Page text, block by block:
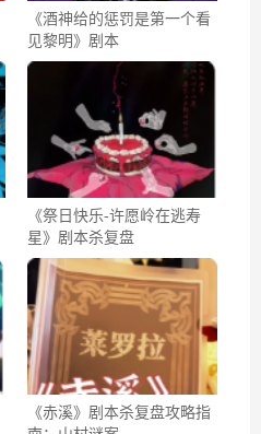
《酒神给的惩罚是第一个看
见黎明》剧本
《祭日快乐-许愿岭在逃寿
星》剧本杀复盘
《赤溪》剧本杀复盘攻略指